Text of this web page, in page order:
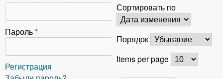
и
ц
ы
Пароль*
Регистрация
Сортировать по
Порядок
Items per page